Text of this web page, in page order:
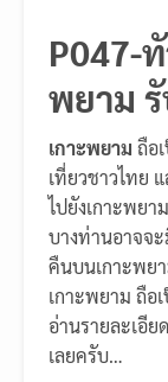
P047-
พยาม
เกาะพยาม ถือ
เที่ยวชาวไทย
ไปยังเกาะพยา
บางท่านอาจจะ
คืนบนเกาะพย
เกาะพยาม ถือ
อ่านรายละเอีย
เลยครับ…